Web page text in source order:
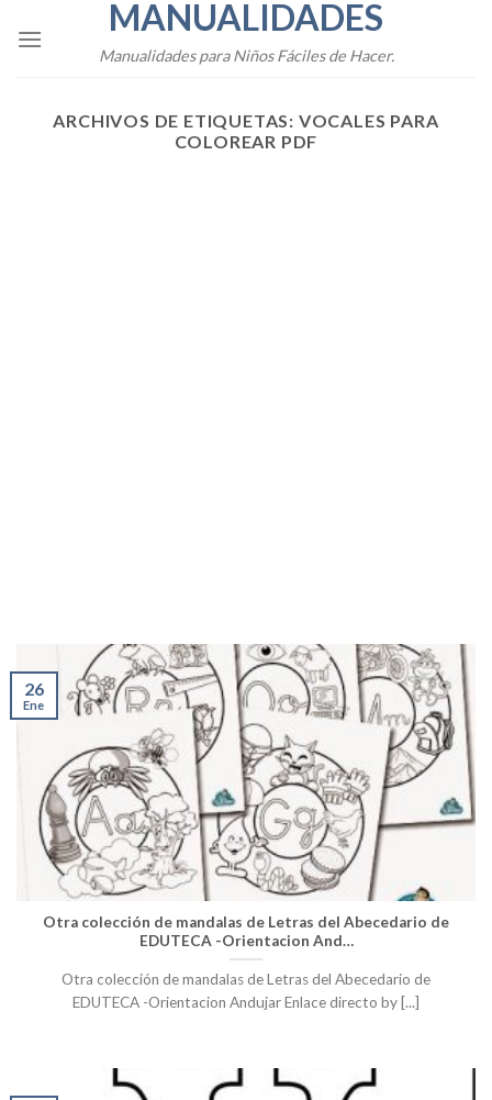
MANUALIDADES
Manualidades para Niños Fáciles de Hacer.
ARCHIVOS DE ETIQUETAS: VOCALES PARA
COLOREAR PDF
Otra colección de mandalas de Letras del Abecedario de
EDUTECA -Orientacion And…
Otra colección de mandalas de Letras del Abecedario de
EDUTECA -Orientacion Andujar Enlace directo by [...]
26
Ene